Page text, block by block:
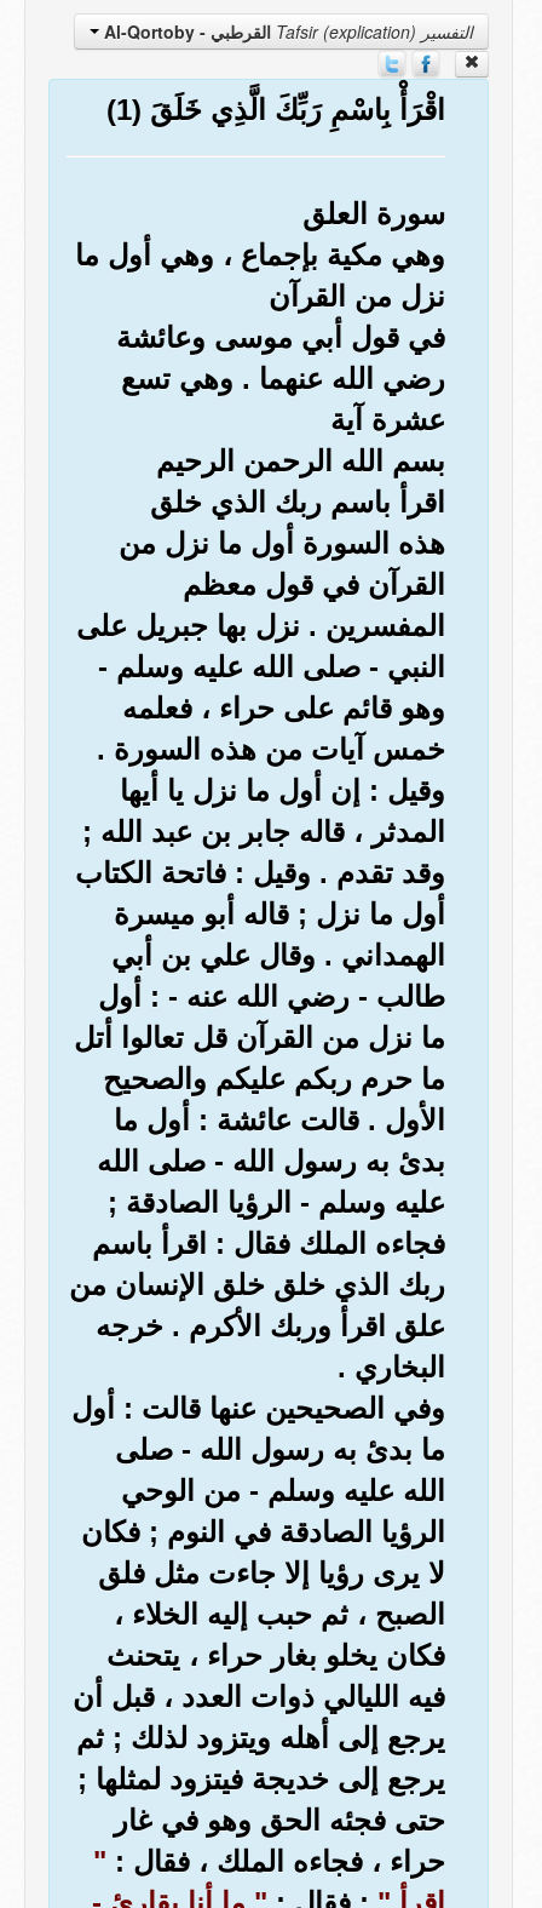
التفسير Tafsir (explication) القرطبي - Al-Qortoby
اقْرَأْ بِاسْمِ رَبِّكَ الَّذِي خَلَقَ (1)
سورة العلق
وهي مكية بإجماع ، وهي أول ما
نزل من القرآن
في قول أبي موسى وعائشة
رضي الله عنهما . وهي تسع
عشرة آية
بسم الله الرحمن الرحيم
اقرأ باسم ربك الذي خلق
هذه السورة أول ما نزل من
القرآن في قول معظم
المفسرين . نزل بها جبريل على
النبي - صلى الله عليه وسلم -
وهو قائم على حراء ، فعلمه
خمس آيات من هذه السورة .
وقيل : إن أول ما نزل يا أيها
المدثر ، قاله جابر بن عبد الله ;
وقد تقدم . وقيل : فاتحة الكتاب
أول ما نزل ; قاله أبو ميسرة
الهمداني . وقال علي بن أبي
طالب - رضي الله عنه - : أول
ما نزل من القرآن قل تعالوا أتل
ما حرم ربكم عليكم والصحيح
الأول . قالت عائشة : أول ما
بدئ به رسول الله - صلى الله
عليه وسلم - الرؤيا الصادقة ;
فجاءه الملك فقال : اقرأ باسم
ربك الذي خلق خلق الإنسان من
علق اقرأ وربك الأكرم . خرجه
البخاري .
وفي الصحيحين عنها قالت : أول
ما بدئ به رسول الله - صلى
الله عليه وسلم - من الوحي
الرؤيا الصادقة في النوم ; فكان
لا يرى رؤيا إلا جاءت مثل فلق
الصبح ، ثم حبب إليه الخلاء ،
فكان يخلو بغار حراء ، يتحنث
فيه الليالي ذوات العدد ، قبل أن
يرجع إلى أهله ويتزود لذلك ; ثم
يرجع إلى خديجة فيتزود لمثلها ;
حتى فجئه الحق وهو في غار
حراء ، فجاءه الملك ، فقال : "